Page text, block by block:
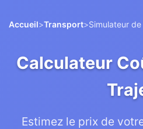
Accueil>Transport>Simulateur
Calculateur
Estimez le prix de